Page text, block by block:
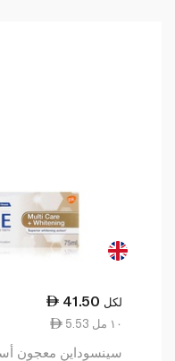
41.50 لكل
5.53 ١٠ مل